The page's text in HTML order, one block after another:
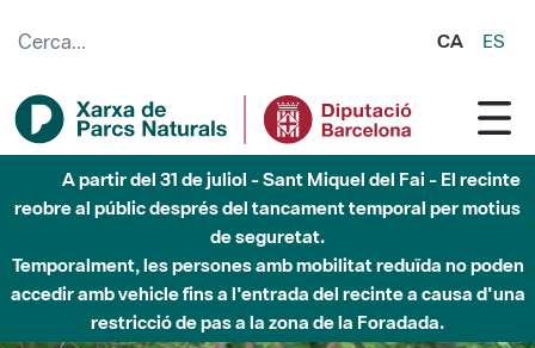
CA ES
A partir del 31 de juliol - Sant Miquel del Fai - El recinte
reobre al públic després del tancament temporal per motius
de seguretat.
Temporalment, les persones amb mobilitat reduïda no poden
accedir amb vehicle fins a l'entrada del recinte a causa d'una
restricció de pas a la zona de la Foradada.